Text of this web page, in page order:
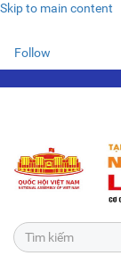
Skip to main content
Follow